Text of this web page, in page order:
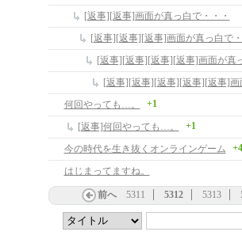
[返事][返事]画面が真っ白で・・・
[返事][返事][返事]画面が真っ白で
[返事][返事][返事][返事]画面が真
[返事][返事][返事][返事][返事]画
何回やっても…。
+1
[返事]何回やっても…。 +1
今の時代を生き抜くオンラインゲーム +4
はじまってますね。
前へ 5311 5312 5313